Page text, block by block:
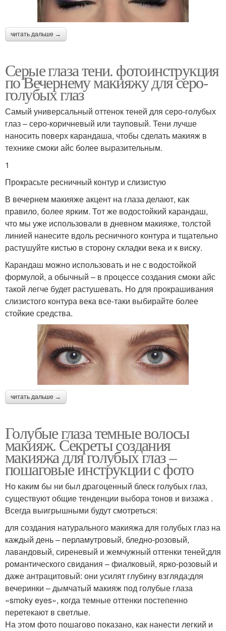
читать дальше →
Серые глаза тени. фотоинструкция
по Вечернему макияжу для серо-
голубых глаз
Самый универсальный оттенок теней для серо-голубых
глаз – серо-коричневый или тауповый. Тени лучше
наносить поверх карандаша, чтобы сделать макияж в
технике смоки айс более выразительным.
1
Прокрасьте ресничный контур и слизистую
В вечернем макияже акцент на глаза делают, как
правило, более ярким. Тот же водостойкий карандаш,
что мы уже использовали в дневном макияже, толстой
линией нанесите вдоль ресничного контура и тщательно
растушуйте кистью в сторону складки века и к виску.
Карандаш можно использовать и не с водостойкой
формулой, а обычный – в процессе создания смоки айс
такой легче будет растушевать. Но для прокрашивания
слизистого контура века все-таки выбирайте более
стойкие средства.
читать дальше →
Голубые глаза темные волосы
макияж. Секреты создания
макияжа для голубых глаз –
пошаговые инструкции с фото
Но каким бы ни был драгоценный блеск голубых глаз,
существуют общие тенденции выбора тонов и визажа .
Всегда выигрышными будут смотреться:
для создания натурального макияжа для голубых глаз на
каждый день – перламутровый, бледно-розовый,
лавандовый, сиреневый и жемчужный оттенки теней;для
романтического свидания – фиалковый, ярко-розовый и
даже антрацитовый: они усилят глубину взгляда;для
вечеринки – дымчатый макияж под голубые глаза
«smoky eyes», когда темные оттенки постепенно
перетекают в светлые.
На этом фото пошагово показано, как нанести легкий и